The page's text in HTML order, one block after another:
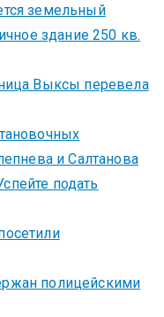
земельный
здание 250 кв.
Выксы перевела
и Салтанова
подать
полицейскими